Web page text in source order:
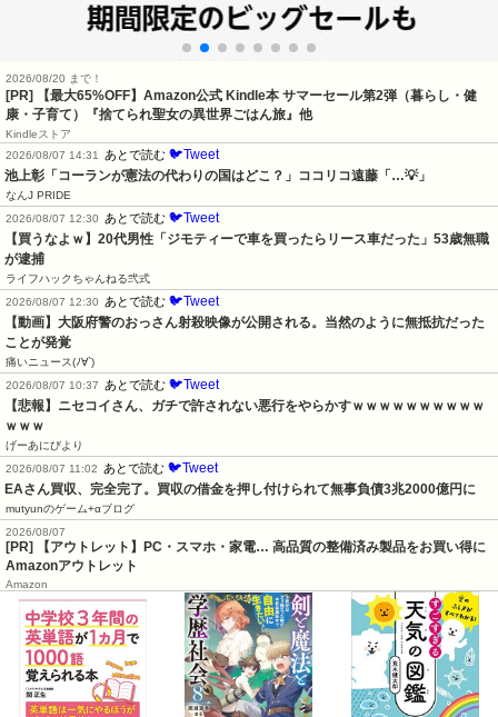
2026/08/20 まで！
[PR]
【最大65%OFF】Amazon公式 Kindle本 サマーセール第2弾（暮らし・健
康・子育て）『捨てられ聖女の異世界ごはん旅』他
Kindleストア
2026/08/07 14:31
あとで読む 🐦Tweet
池上彰「コーランが憲法の代わりの国はどこ？」ココリコ遠藤「…💡」
なんJ PRIDE
2026/08/07 12:30
あとで読む 🐦Tweet
【買うなよｗ】20代男性「ジモティーで車を買ったらリース車だった」53歳無職
が逮捕
ライフハックちゃんねる弐式
2026/08/07 12:30
あとで読む 🐦Tweet
【動画】大阪府警のおっさん射殺映像が公開される。当然のように無抵抗だった
ことが発覚
痛いニュース(ﾉ∀`)
2026/08/07 10:37
あとで読む 🐦Tweet
【悲報】ニセコイさん、ガチで許されない悪行をやらかすｗｗｗｗｗｗｗｗｗｗ
ｗｗｗ
げーあにびより
2026/08/07 11:02
あとで読む 🐦Tweet
EAさん買収、完全完了。買収の借金を押し付けられて無事負債3兆2000億円に
mutyunのゲーム+αブログ
2026/08/07
[PR] 【アウトレット】PC・スマホ・家電… 高品質の整備済み製品をお買い得に
Amazonアウトレット
Amazon